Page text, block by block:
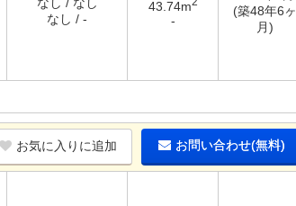
なし / -
43.74m
-
(築48年6ヶ
月)
お気に入りに追加 お問い合わせ(無料)